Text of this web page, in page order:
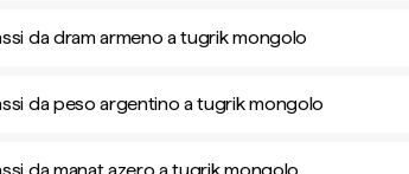
da dram armeno a tugrik mongolo
da peso argentino a tugrik mongolo